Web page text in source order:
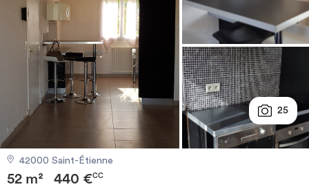
Je propose un bien
Investir
Blog
25
42000 Saint-Étienne
52 m² 440 €CC